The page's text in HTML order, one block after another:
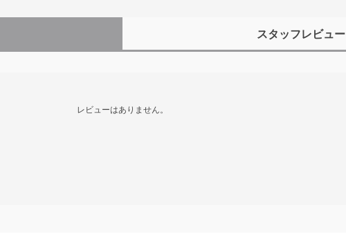
スタッフレビュー
レビューはありません。